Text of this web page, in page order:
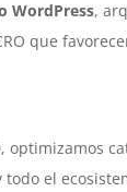
WordPress,
que
, optimizamos
todo el